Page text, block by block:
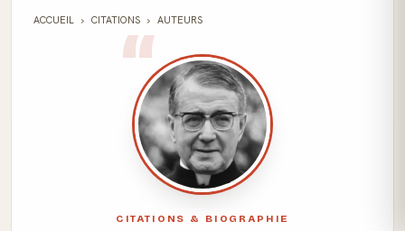
ACCUEIL CITATIONS AUTEURS
CITATIONS & BIOGRAPHIE